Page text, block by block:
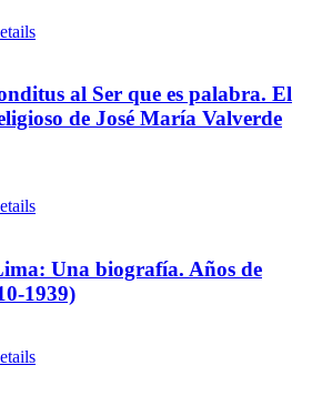
al Ser que es palabra. El
de José María Valverde
Una biografía. Años de
1939)